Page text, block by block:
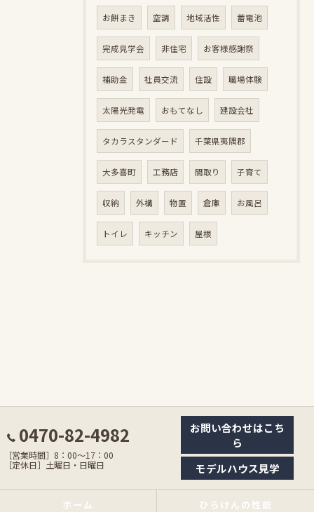
お餅まき 空調 地域活性 蓄電池
完成見学会 非住宅 お客様感謝祭
補助金 社員交流 住設 職場体験
太陽光発電 おもてなし 建設会社
タカラスタンダード 千葉県夷隅郡
大多喜町 工務店 間取り 子育て
収納 外構 物置 倉庫 お風呂
トイレ キッチン 屋根
0470-82-4982
［営業時間］8：00〜17：00
［定休日］土曜日・日曜日
お問い合わせはこち
ら
モデルハウス見学
ホーム ひらけんの性能